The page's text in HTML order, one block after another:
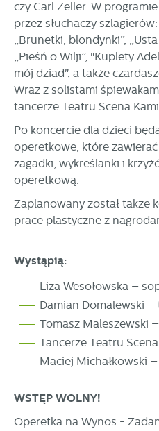
czy Carl Zeller. W
przez słuchaczy
„Brunetki, blondynki”,
„Pieśń o Wilji”, "Kuplety
mój dziad", a także
Wraz z solistami
tancerze Teatru Scena
Po koncercie dla dzieci
operetkowe, które
zagadki, wykreślanki i
operetkową.
Zaplanowany został także
prace plastyczne z
Wystąpią:
Liza Wesołowska –
Damian Domalewski –
Tomasz Maleszewski
Tancerze Teatru
Maciej Michałkowski
WSTĘP WOLNY!
Operetka na Wynos -
internetowej. Treści
stronach podmiotów trzecich
partnerami oraz innych
w charakterze pośredników
postaci wiadomości, ofert,
społecznościowych.